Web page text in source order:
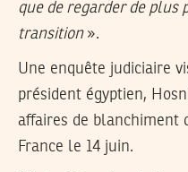
que de regarder de plus
transition ».
Une enquête judiciaire
président égyptien,
affaires de blanchiment
France le 14 juin.